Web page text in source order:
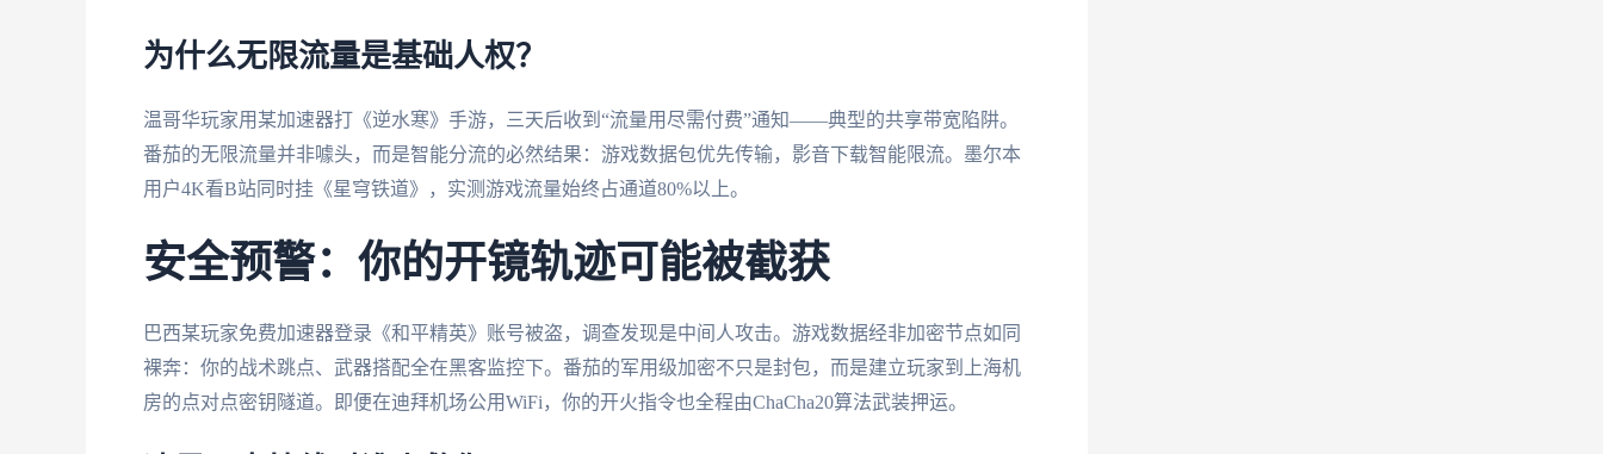
为什么无限流量是基础人权？
温哥华玩家用某加速器打《逆水寒》手游，三天后收到“流量用尽需付费”通知——典型的共享带宽陷阱。
番茄的无限流量并非噱头，而是智能分流的必然结果：游戏数据包优先传输，影音下载智能限流。墨尔本
用户4K看B站同时挂《星穹铁道》，实测游戏流量始终占通道80%以上。
安全预警：你的开镜轨迹可能被截获
巴西某玩家免费加速器登录《和平精英》账号被盗，调查发现是中间人攻击。游戏数据经非加密节点如同
裸奔：你的战术跳点、武器搭配全在黑客监控下。番茄的军用级加密不只是封包，而是建立玩家到上海机
房的点对点密钥隧道。即便在迪拜机场公用WiFi，你的开火指令也全程由ChaCha20算法武装押运。